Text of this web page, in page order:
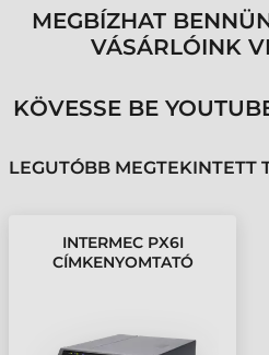
MEGBÍZHAT
VÁSÁRLÓINK
KÖVESSE BE
LEGUTÓBB MEGTEKINTETT
INTERMEC PX6I
CÍMKENYOMTATÓ